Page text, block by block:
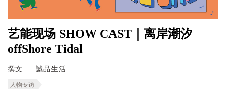
艺能现场 SHOW CAST｜离岸潮汐
offShore Tidal
撰文 誠品生活
人物专访